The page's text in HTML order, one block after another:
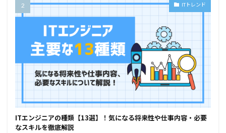
ITトレンド
ITエンジニアの種類【13選】！気になる将来性や仕事内容・必要
なスキルを徹底解説